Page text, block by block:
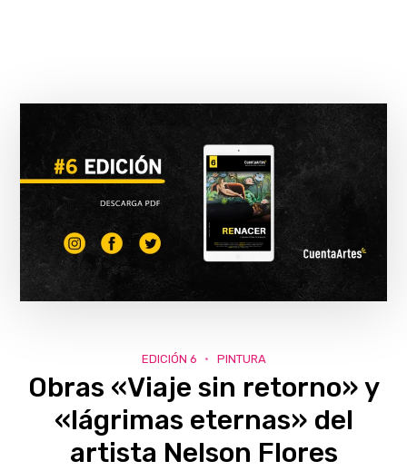
EDICIÓN 6 PINTURA
Obras «Viaje sin retorno» y
«lágrimas eternas» del
artista Nelson Flores